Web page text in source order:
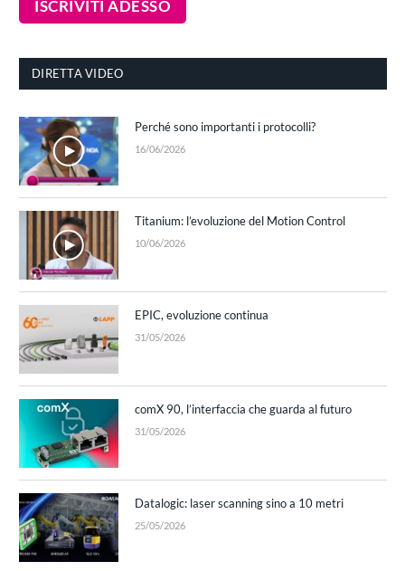
DIRETTA VIDEO
Perché sono importanti i protocolli?
16/06/2026
Titanium: l’evoluzione del Motion Control
10/06/2026
EPIC, evoluzione continua
31/05/2026
comX 90, l’interfaccia che guarda al futuro
31/05/2026
Datalogic: laser scanning sino a 10 metri
25/05/2026